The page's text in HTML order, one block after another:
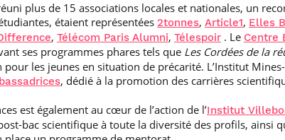
plus de 15 associations locales et nationales, un
étaient représentées 2tonnes, Article1, Elles
, Télécom Paris Alumni, Télespoir . Le Centre
ses programmes phares tels que Les Cordées de la
pour les jeunes en situation de précarité. L’Institut
, dédié à la promotion des carrières
est également au cœur de l’action de l’Institut
bac scientifique à toute la diversité des profils, ainsi